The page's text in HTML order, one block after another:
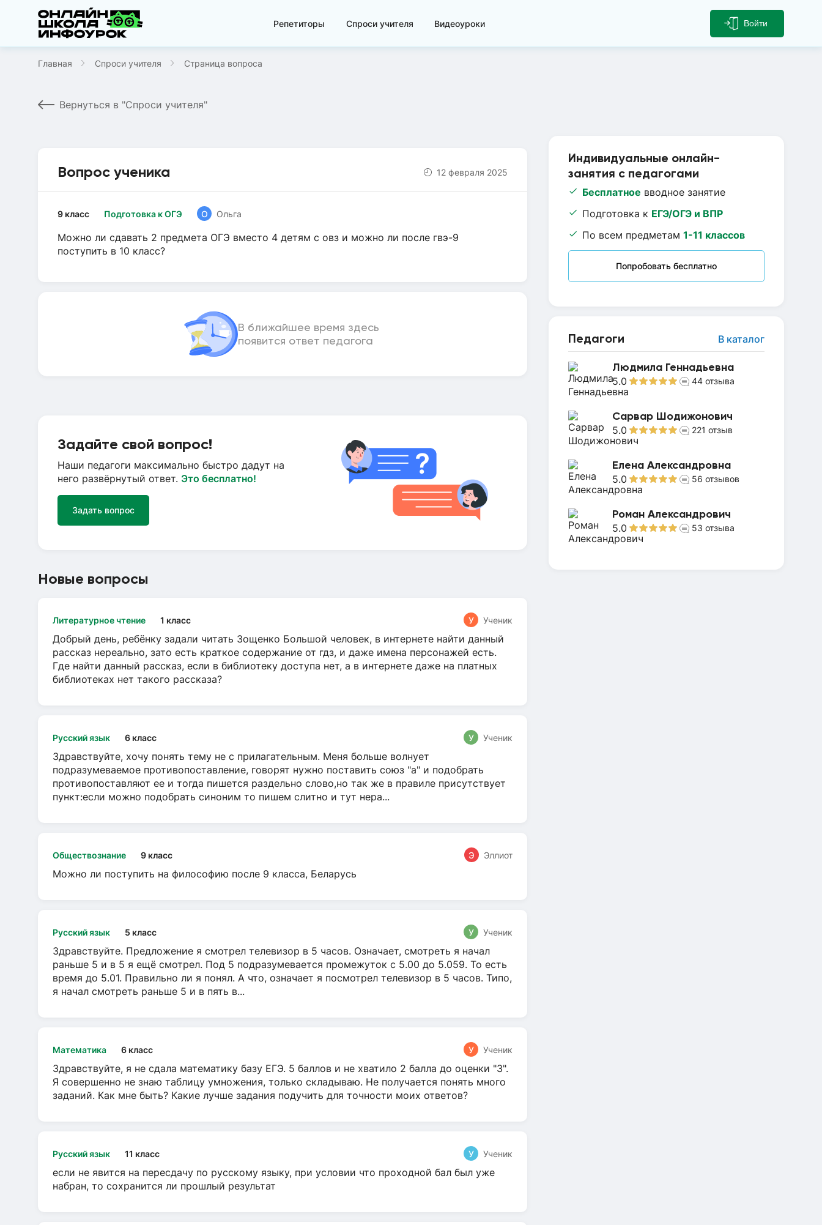
Репетиторы Спроси учителя Видеоуроки Войти
Главная Спроси учителя Страница вопроса
Вернуться в "Спроси учителя"
Индивидуальные онлайн-
занятия с педагогами
Бесплатное вводное занятие
Подготовка к ЕГЭ/ОГЭ и ВПР
По всем предметам 1-11 классов
Попробовать бесплатно
Педагоги В каталог
Людмила Геннадьевна
5.0 44 отзыва
Сарвар Шодижонович
5.0 221 отзыв
Елена Александровна
5.0 56 отзывов
Роман Александрович
5.0 53 отзыва
Вопрос ученика 12 февраля 2025
Подготовка к ОГЭ
9 класс О Ольга
Можно ли сдавать 2 предмета ОГЭ вместо 4 детям с овз и можно ли после гвэ-9
поступить в 10 класс?
В ближайшее время здесь
появится ответ педагога
Задайте свой вопрос!
Наши педагоги максимально быстро дадут на
него развёрнутый ответ. Это бесплатно!
Задать вопрос
Новые вопросы
Литературное чтение 1 класс У Ученик
Добрый день, ребёнку задали читать Зощенко Большой человек, в интернете найти данный
рассказ нереально, зато есть краткое содержание от гдз, и даже имена персонажей есть.
Где найти данный рассказ, если в библиотеку доступа нет, а в интернете даже на платных
библиотеках нет такого рассказа?
Русский язык 6 класс У Ученик
Здравствуйте, хочу понять тему не с прилагательным. Меня больше волнует
подразумеваемое противопоставление, говорят нужно поставить союз "а" и подобрать
противопоставляют ее и тогда пишется раздельно слово,но так же в правиле присутствует
пункт:если можно подобрать синоним то пишем слитно и тут нера...
Обществознание 9 класс Э Эллиот
Можно ли поступить на философию после 9 класса, Беларусь
Русский язык 5 класс У Ученик
Здравствуйте. Предложение я смотрел телевизор в 5 часов. Означает, смотреть я начал
раньше 5 и в 5 я ещё смотрел. Под 5 подразумевается промежуток с 5.00 до 5.059. То есть
время до 5.01. Правильно ли я понял. А что, означает я посмотрел телевизор в 5 часов. Типо,
я начал смотреть раньше 5 и в пять в...
Математика 6 класс У Ученик
Здравствуйте, я не сдала математику базу ЕГЭ. 5 баллов и не хватило 2 балла до оценки "3".
Я совершенно не знаю таблицу умножения, только складываю. Не получается понять много
заданий. Как мне быть? Какие лучше задания подучить для точности моих ответов?
Русский язык 11 класс У Ученик
если не явится на пересдачу по русскому языку, при условии что проходной бал был уже
набран, то сохранится ли прошлый результат